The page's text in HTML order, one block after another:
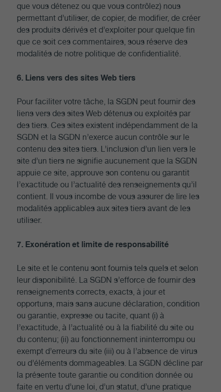
que vous détenez ou que vous contrôlez) nous
permettant d’utiliser, de copier, de modifier, de créer
des produits dérivés et d’exploiter pour quelque fin
que ce soit ces commentaires, sous réserve des
modalités de notre politique de confidentialité.
6. Liens vers des sites Web tiers
Pour faciliter votre tâche, la SGDN peut fournir des
liens vers des sites Web détenus ou exploités par
des tiers. Ces sites existent indépendamment de la
SGDN et la SGDN n’exerce aucun contrôle sur le
contenu des sites tiers. L’inclusion d’un lien vers le
site d’un tiers ne signifie aucunement que la SGDN
appuie ce site, approuve son contenu ou garantit
l’exactitude ou l’actualité des renseignements qu’il
contient. Il vous incombe de vous assurer de lire les
modalités applicables aux sites tiers avant de les
utiliser.
7. Exonération et limite de responsabilité
Le site et le contenu sont fournis tels quels et selon
leur disponibilité. La SGDN s’efforce de fournir des
renseignements corrects, exacts, à jour et
opportuns, mais sans aucune déclaration, condition
ou garantie, expresse ou tacite, quant (i) à
l’exactitude, à l’actualité ou à la fiabilité du site ou
du contenu; (ii) au fonctionnement ininterrompu ou
exempt d’erreurs du site (iii) ou à l’absence de virus
ou d’éléments dommageables. La SGDN décline par
la présente toute garantie ou condition donnée ou
faite en vertu d’une loi, d’un statut, d’une pratique